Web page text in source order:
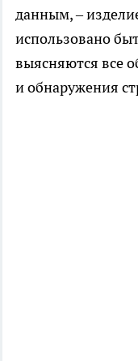
данным, –
использовано
выясняются все
и обнаружения